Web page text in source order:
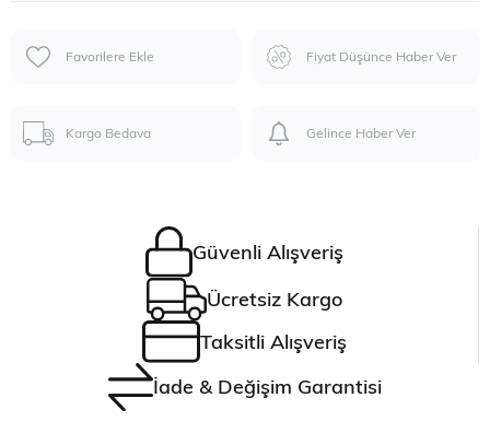
Favorilere Ekle Fiyat Düşünce Haber Ver
Kargo Bedava Gelince Haber Ver
Güvenli Alışveriş
Ücretsiz Kargo
Taksitli Alışveriş
İade & Değişim Garantisi